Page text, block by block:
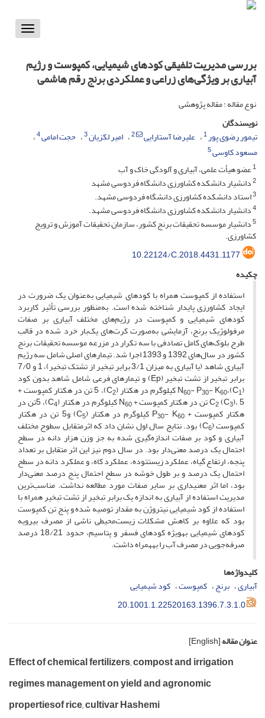
Toggle
بررسی مدیریت تلفیقی کودهای شیمیایی، کمپوست و رژیم
آبیاری بر ویژگی‌های زراعی و عملکردی برنج رقم هاشمی
نوع مقاله : مقاله پژوهشی
نویسندگان
تیمور رضوی پور1 علیرضا آستارایی 2 امیر لکزیان3 حجت امامی4
مسعود کاوسی5
1عضو هیأت علمی، آبیاری و آلودگی خاک و آب
2دانشیار دانشکده کشاورزی دانشگاه فردوسی مشهد
3استاد دانشکده کشاورزی دانشگاه فردوسی مشهد.
4دانشیار دانشکده کشاورزی دانشگاه فردوسی مشهد.
5دانشیار موسسه تحقیقات برنج کشور، سازمان تحقیقات آموزش و ترویج
کشاورزی.
10.22124/C.2018.4431.1177
چکیده
استفاده از کمپوست همراه با کودهای شیمیایی به‌عنوان یک ضرورت در
ایجاد کشاورزی پایدار شناخته شده است. به‌منظور بررسی تأثیر کاربرد
کودهای شیمیایی و کمپوست در رژیم‌های مختلف آبیاری بر صفات
مرفولوژیک برنج، آزمایشی به‌صورت کرت‌های یک‌بار خرد شده در قالب
طرح بلوک‌های کامل تصادفی با سه تکرار در مزرعه موسسه تحقیقات برنج
کشور در سال‌های 1392 و 1393 اجرا شد. تیمارهای اصلی شامل سه رژیم
آبیاری شاهد (یا آبیاری به میزان 3/1 برابر تبخیر از تشتک تبخیر)، 1 و 7/0
برابر تبخیر از تشت تبخیر (Ep) و تیمارهای فرعی شامل شاهد بدون کود
(C
1 )،N 60- P30- K60 کیلوگرم در هکتار (C2 )، 5 تن در هکتار کمپوست +
C2(C3)، 5 تن در هکتار کمپوست + N 60 کیلوگرم در هکتار (C4 )، 5تن در
هکتار کمپوست + P 30- K60 کیلوگرم در هکتار (C5 ) و5 تن در هکتار
کمپوست (C6 ) بود. نتایج سال اول نشان داد که اثرمتقابل سطوح مختلف
آبیاری و کود بر صفات اندازه‌گیری شده به جز وزن هزار دانه در سطح
احتمال یک درصد معنی‌دار بود. در سال دوم نیز این اثر متقابل بر تعداد
پنجه، ارتفاع گیاه، عملکرد زیست­توده، عملکرد کاه، و عملکرد دانه در سطح
احتمال یک درصد و بر طول خوشه در سطح احتمال پنج درصد معنی‌دار
بود، اما اثر معنی­داری بر سایر صفات مورد مطالعه نداشت. مناسب‌ترین
مدیریت استفاده از آبیاری به اندازه یک برابر تبخیر از تشت تبخیر همراه با
استفاده از کود شیمیایی نیتروژن به مقدار توصیه شده و پنج تن کمپوست
بود که علاوه بر کاهش مشکلات زیست‌محیطی ناشی از مصرف بی­رویه
کودهای شیمیایی به­ویژه کودهای فسفر و پتاسیم، حدود 18/21 درصد
صرفه‌جویی در مصرف آب را به­همراه داشت.
کلیدواژه‌ها
آبیاری برنج کمپوست کود شیمیایی
20.1001.1.22520163.1396.7.3.1.0
عنوان مقاله[English]
Effect of chemical fertilizers, compost and irrigation
regimes management on yield and agronomic
propertiesof rice, cultivar Hashemi